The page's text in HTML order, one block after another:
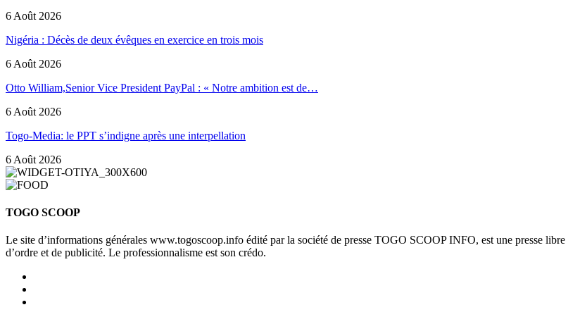
6 Août 2026
Nigéria : Décès de deux évêques en exercice en trois mois
6 Août 2026
Otto William,Senior Vice President PayPal : « Notre ambition est de…
6 Août 2026
Togo-Media: le PPT s’indigne après une interpellation
6 Août 2026
TOGO SCOOP
Le site d’informations générales www.togoscoop.info édité par la société de presse TOGO SCOOP INFO, est une presse
d’ordre et de publicité. Le professionnalisme est son crédo.